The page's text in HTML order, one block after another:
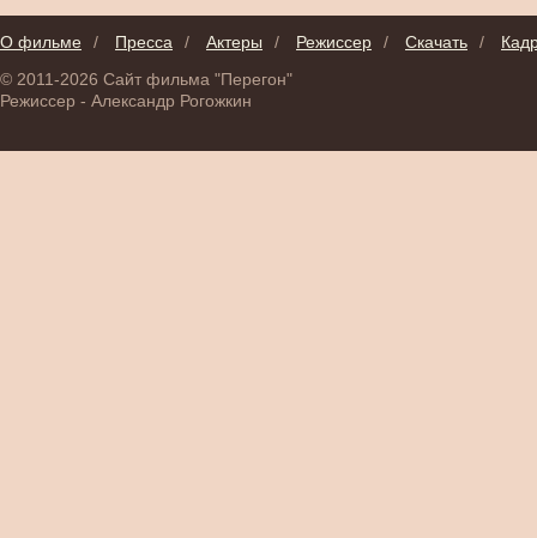
О фильме / Пресса / Актеры / Режиссер / Скачать /
© 2011-2026 Сайт фильма "Перегон"
Режиссер - Александр Рогожкин